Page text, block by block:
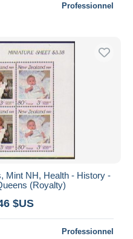
Professionnel
Mint NH, Health - History -
(Royalty)
$US
Professionnel